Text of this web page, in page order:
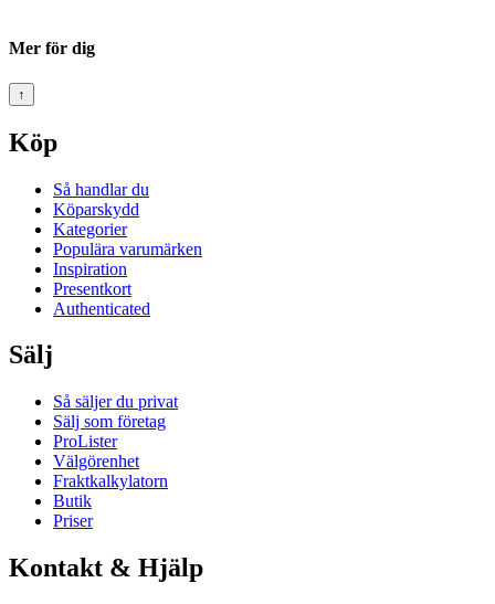
Mer för dig
↑
Köp
Så handlar du
Köparskydd
Kategorier
Populära varumärken
Inspiration
Presentkort
Authenticated
Sälj
Så säljer du privat
Sälj som företag
ProLister
Välgörenhet
Fraktkalkylatorn
Butik
Priser
Kontakt & Hjälp